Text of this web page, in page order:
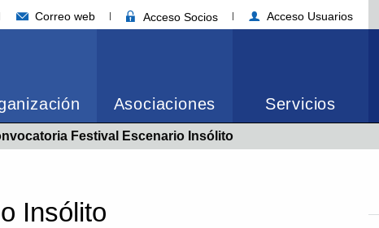
Correo web Acceso Socios Acceso Usuarios
Asociaciones Servicios
Festival Escenario Insólito
Insólito